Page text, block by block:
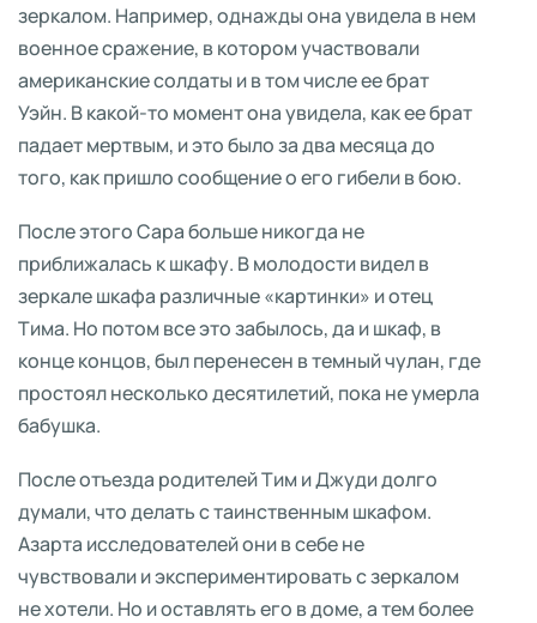
зеркалом. Например, однажды она увидела в нем
военное сражение, в котором участвовали
американские солдаты и в том числе ее брат
Уэйн. В какой-то момент она увидела, как ее брат
падает мертвым, и это было за два месяца до
того, как пришло сообщение о его гибели в бою.
После этого Сара больше никогда не
приближалась к шкафу. В молодости видел в
зеркале шкафа различные «картинки» и отец
Тима. Но потом все это забылось, да и шкаф, в
конце концов, был перенесен в темный чулан, где
простоял несколько десятилетий, пока не умерла
бабушка.
После отъезда родителей Тим и Джуди долго
думали, что делать с таинственным шкафом.
Азарта исследователей они в себе не
чувствовали и экспериментировать с зеркалом
не хотели. Но и оставлять его в доме, а тем более